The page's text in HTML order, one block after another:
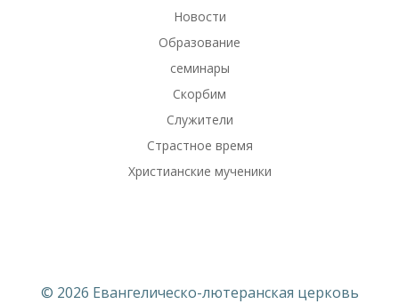
Новости
Образование
семинары
Скорбим
Служители
Страстное время
Христианские мученики
© 2026 Евангелическо-лютеранская церковь